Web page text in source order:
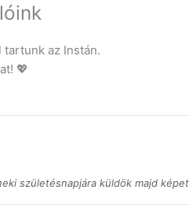
az Instán.
💖
születésnapjára küldök majd képet